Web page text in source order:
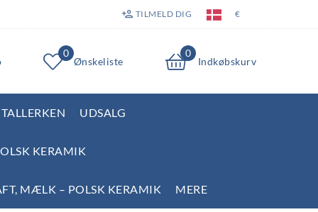
TILMELD DIG €
0
Ønskeliste
0
Indkøbskurv
TALLERKEN UDSALG
KERAMIK
MÆLK – POLSK KERAMIK MERE